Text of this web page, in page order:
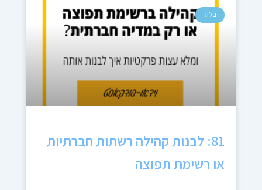
בלוג
81: לבנות קהילה רשתות חברתיות
או רשימת תפוצה